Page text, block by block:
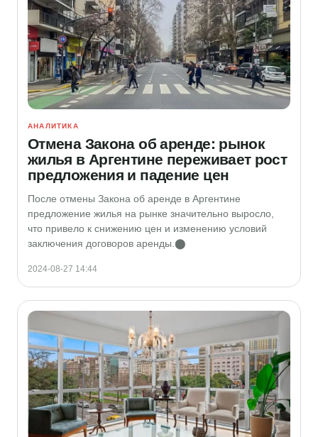
АНАЛИТИКА
Отмена Закона об аренде: рынок
жилья в Аргентине переживает рост
предложения и падение цен
После отмены Закона об аренде в Аргентине
предложение жилья на рынке значительно выросло,
что привело к снижению цен и изменению условий
заключения договоров аренды.​⬤
2024-08-27 14:44